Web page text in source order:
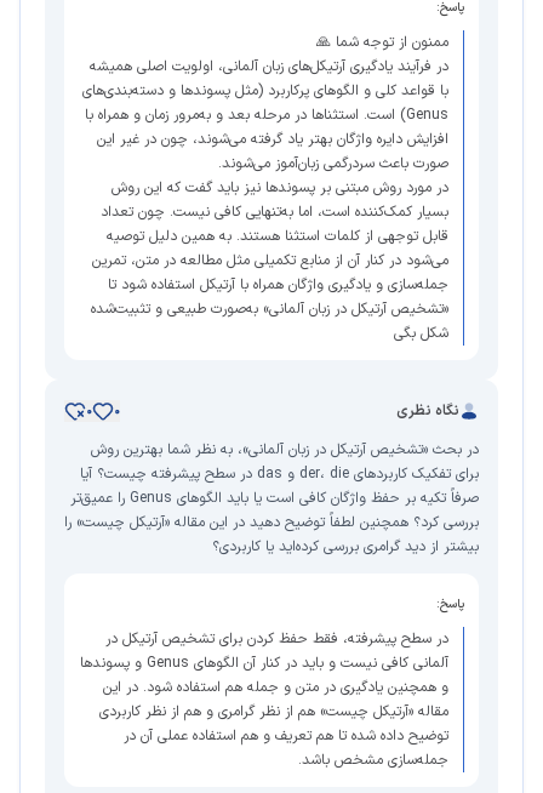
پاسخ:
ممنون از توجه شما 🙏
در فرآیند یادگیری آرتیکل‌های زبان آلمانی، اولویت اصلی همیشه
با قواعد کلی و الگوهای پرکاربرد (مثل پسوندها و دسته‌بندی‌های
Genus) است. استثناها در مرحله بعد و به‌مرور زمان و همراه با
افزایش دایره واژگان بهتر یاد گرفته می‌شوند، چون در غیر این
صورت باعث سردرگمی زبان‌آموز می‌شوند.
در مورد روش مبتنی بر پسوندها نیز باید گفت که این روش
بسیار کمک‌کننده است، اما به‌تنهایی کافی نیست. چون تعداد
قابل توجهی از کلمات استثنا هستند. به همین دلیل توصیه
می‌شود در کنار آن از منابع تکمیلی مثل مطالعه در متن، تمرین
جمله‌سازی و یادگیری واژگان همراه با آرتیکل استفاده شود تا
«تشخیص آرتیکل در زبان آلمانی» به‌صورت طبیعی و تثبیت‌شده
شکل بگی
نگاه نظری 0
0
در بحث «تشخیص آرتیکل در زبان آلمانی»، به نظر شما بهترین روش
برای تفکیک کاربردهای der، die و das در سطح پیشرفته چیست؟ آیا
صرفاً تکیه بر حفظ واژگان کافی است یا باید الگوهای Genus را عمیق‌تر
بررسی کرد؟ همچنین لطفاً توضیح دهید در این مقاله «آرتیکل چیست» را
بیشتر از دید گرامری بررسی کرده‌اید یا کاربردی؟
پاسخ:
در سطح پیشرفته، فقط حفظ کردن برای تشخیص آرتیکل در
آلمانی کافی نیست و باید در کنار آن الگوهای Genus و پسوندها
و همچنین یادگیری در متن و جمله هم استفاده شود. در این
مقاله «آرتیکل چیست» هم از نظر گرامری و هم از نظر کاربردی
توضیح داده شده تا هم تعریف و هم استفاده عملی آن در
جمله‌سازی مشخص باشد.